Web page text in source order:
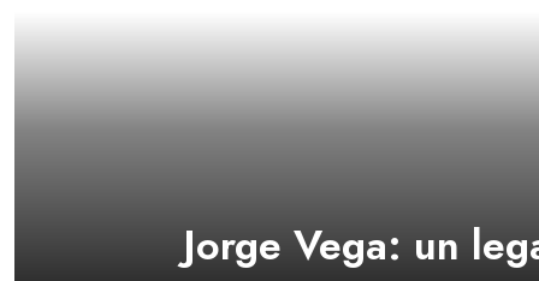
Jorge Vega: un